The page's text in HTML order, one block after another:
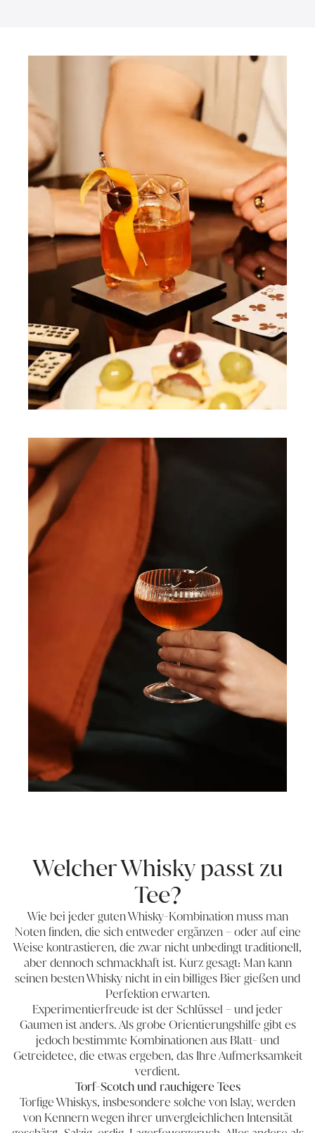
Welcher Whisky passt zu
Tee?
Wie bei jeder gutenWhisky-Kombinationmuss man
Noten finden, die sich entweder ergänzen – oder auf eine
Weise kontrastieren, die zwar nicht unbedingt traditionell,
aber dennoch schmackhaft ist. Kurz gesagt: Man kann
seinen besten Whisky nicht in ein billiges Bier gießen und
Perfektion erwarten.
Experimentierfreude ist der Schlüssel – und jeder
Gaumen ist anders. Als grobe Orientierungshilfe gibt es
jedoch bestimmte Kombinationen aus Blatt- und
Getreidetee, die etwas ergeben, das Ihre Aufmerksamkeit
verdient.
Torf-Scotch und rauchigere Tees
Torfige Whiskys, insbesondere solche von Islay, werden
von Kennern wegen ihrer unvergleichlichen Intensität